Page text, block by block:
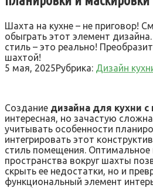
Шахта на кухне – не приговор!
обыграть этот элемент
стиль – это реально!
шахтой!
5 мая, 2025Рубрика: Дизайн
Создание дизайна для кухни с
интересная, но зачастую
учитывать особенности
интегрировать этот
стиль помещения. Оптимальное
пространства вокруг шахты
скрыть ее недостатки, но и
функциональный элемент